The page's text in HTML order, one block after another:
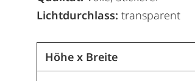
Lichtdurchlass: transparent
Höhe x Breite